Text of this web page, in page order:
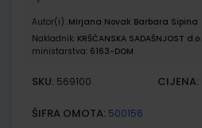
Autor(i): Mirjana Novak Barbara Sipina
Nakladnik: KRŠĆANSKA SADAŠNJOST
ministarstva: 6163-DOM
SKU: 569100 CIJENA:
ŠIFRA OMOTA: 500156